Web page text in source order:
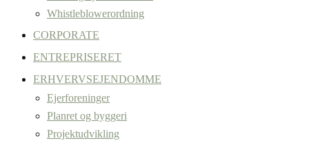
Whistleblowerordning
CORPORATE
ENTREPRISERET
ERHVERVSEJENDOMME
Ejerforeninger
Planret og byggeri
Projektudvikling